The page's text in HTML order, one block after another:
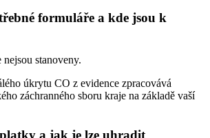
formuláře a kde jsou k
nejsou stanoveny.
úkrytu CO z evidence zpracovává
záchranného sboru kraje na základě vaší
a jak je lze uhradit